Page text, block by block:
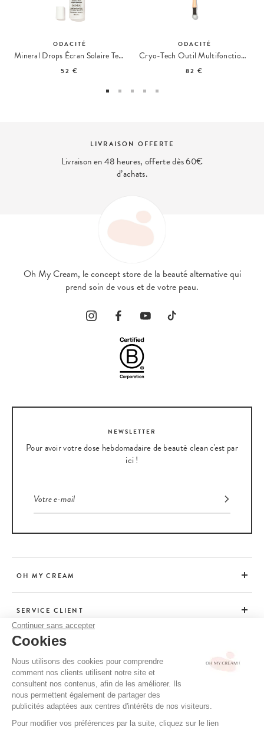
Continuer sans accepter
Cookies
Nous utilisons des cookies pour comprendre
comment nos clients utilisent notre site et
consultent nos contenus, afin de les améliorer. Ils
nous permettent également de partager des
publicités adaptées aux centres d'intérêts de nos visiteurs.
Pour modifier vos préférences par la suite, cliquez sur le lien
ODACITÉ
Mineral Drops Écran Solaire Teinté SPF50
52 €
ODACITÉ
Cryo-Tech Outil Multifonctions Rafraîchissant
82 €
LIVRAISON OFFERTE
Livraison en 48 heures, offerte dès 60€
d’achats.
Oh My Cream, le concept store de la beauté alternative qui
prend soin de vous et de votre peau.
NEWSLETTER
Pour avoir votre dose hebdomadaire de beauté clean c'est par
ici !
OH MY CREAM
SERVICE CLIENT
CONSEILS
CGV / CGU
MENTIONS LÉGALES
POLITIQUE DE CONFIDENTIALITÉ